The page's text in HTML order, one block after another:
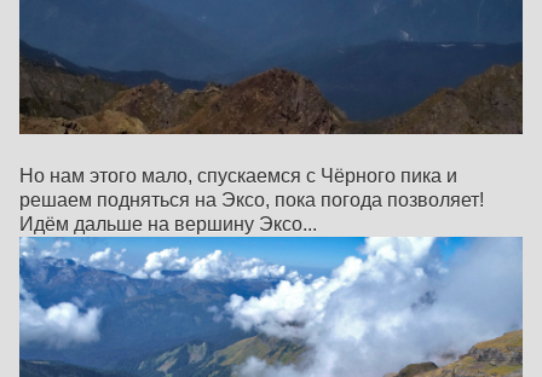
Но нам этого мало, спускаемся с Чёрного пика и
решаем подняться на Эксо, пока погода позволяет!
Идём дальше на вершину Эксо...